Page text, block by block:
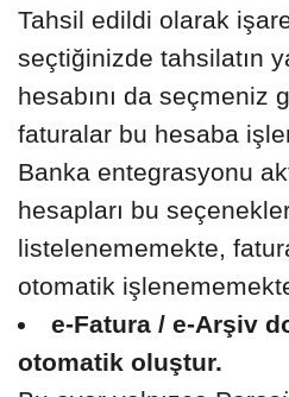
Tahsil edildi olarak
seçtiğinizde tahsilatın
hesabını da seçmeniz
faturalar bu hesaba
Banka entegrasyonu
hesapları bu
listelenememekte,
otomatik
e-Fatura / e-Arşiv
otomatik oluştur.